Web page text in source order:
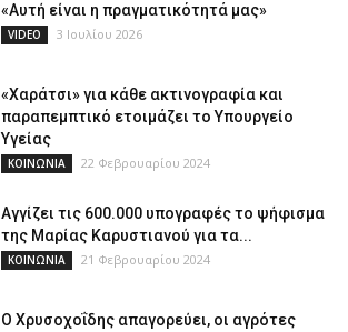
«Αυτή είναι η πραγματικότητά μας»
VIDEO 3 Ιουλίου 2026
«Χαράτσι» για κάθε ακτινογραφία και
παραπεμπτικό ετοιμάζει το Υπουργείο
Υγείας
ΚΟΙΝΩΝΙΑ 22 Φεβρουαρίου 2024
Αγγίζει τις 600.000 υπογραφές το ψήφισμα
της Μαρίας Καρυστιανού για τα...
ΚΟΙΝΩΝΙΑ 21 Φεβρουαρίου 2024
Ο Χρυσοχοΐδης απαγορεύει, οι αγρότες